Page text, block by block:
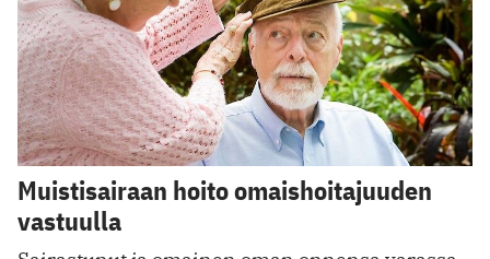
Muistisairaan hoito omaishoitajuuden
vastuulla